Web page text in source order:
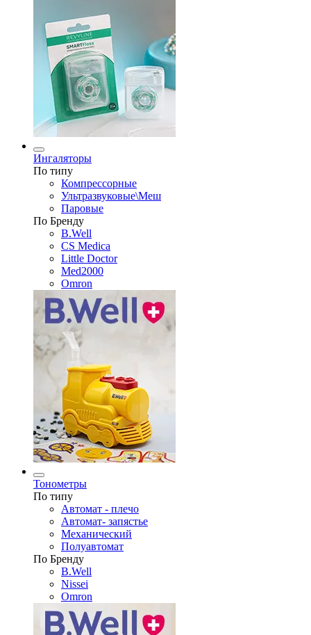
Ингаляторы
По типу
Компрессорные
Ультразвуковые\Меш
Паровые
По Бренду
B.Well
CS Medica
Little Doctor
Med2000
Omron
Тонометры
По типу
Автомат - плечо
Автомат- запястье
Механический
Полуавтомат
По Бренду
B.Well
Nissei
Omron